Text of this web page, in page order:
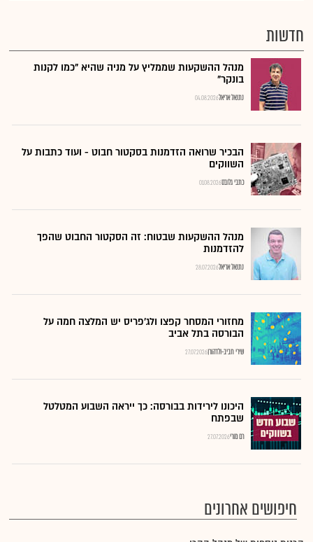
חדשות
מנהל ההשקעות שממליץ על מניה שהיא "כמו לקנות
בונקר"
04.08.2026נתנאל אריאל
הבכיר שרואה הזדמנות בסקטור חבוט - ועוד כתבות על
השווקים
01.08.2026כתבי גלובס
מנהל ההשקעות שבטוח: זה הסקטור החבוט שהפך
להזדמנות
28.07.2026נתנאל אריאל
מחזורי המסחר קפצו ולג'פריס יש המלצה חמה על
הבורסה בתל אביב
27.07.2026שירי חביב-ולדהורן
היכונו לירידות בבורסה: כך ייראה השבוע המטלטל
שבפתח
27.07.2026רם מורי
חיפושים אחרונים